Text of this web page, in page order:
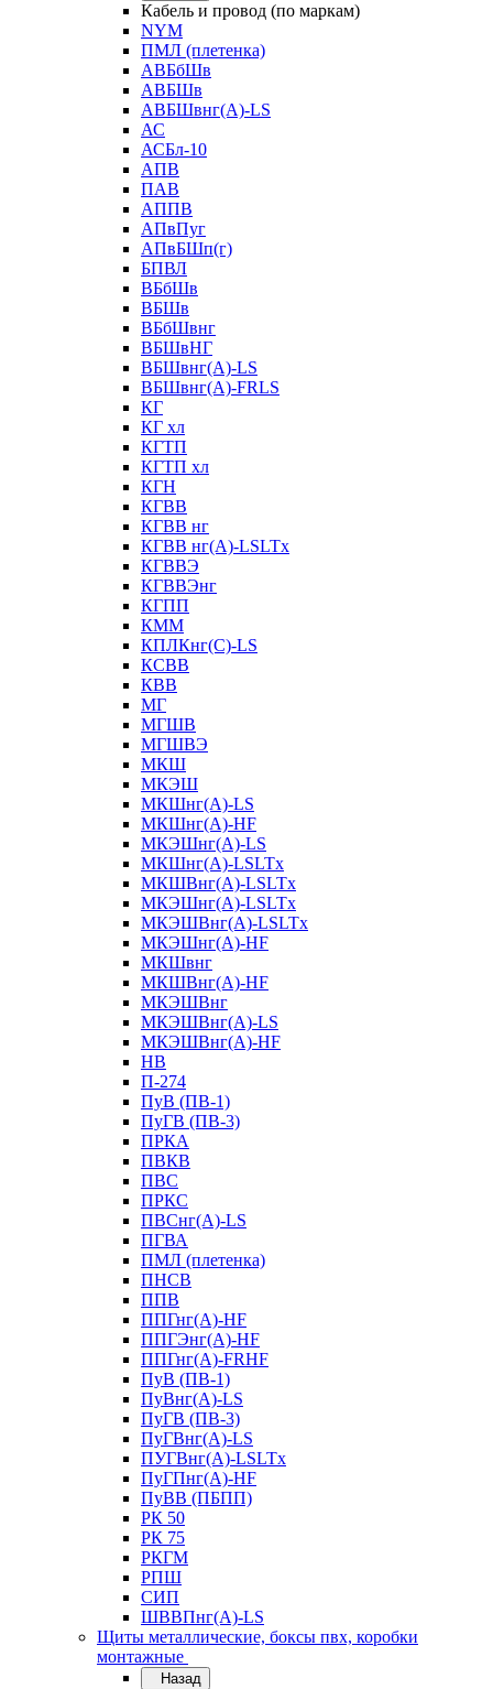
Кабель и провод (по маркам)
NYM
ПМЛ (плетенка)
АВБбШв
АВБШв
АВБШвнг(А)-LS
АС
АСБл-10
АПВ
ПАВ
АППВ
АПвПуг
АПвБШп(г)
БПВЛ
ВБбШв
ВБШв
ВБбШвнг
ВБШвНГ
ВБШвнг(А)-LS
ВБШвнг(А)-FRLS
КГ
КГ хл
КГТП
КГТП хл
КГН
КГВВ
КГВВ нг
КГВВ нг(А)-LSLTx
КГВВЭ
КГВВЭнг
КГПП
КММ
КПЛКнг(C)-LS
КСВВ
КВВ
МГ
МГШВ
МГШВЭ
МКШ
МКЭШ
МКШнг(А)-LS
МКШнг(А)-HF
МКЭШнг(А)-LS
МКШнг(А)-LSLTx
МКШВнг(A)-LSLTx
МКЭШнг(А)-LSLTx
МКЭШВнг(A)-LSLTx
МКЭШнг(А)-HF
МКШвнг
МКШВнг(А)-HF
МКЭШВнг
МКЭШВнг(А)-LS
МКЭШВнг(А)-HF
НВ
П-274
ПуВ (ПВ-1)
ПуГВ (ПВ-3)
ПРКА
ПВКВ
ПВС
ПРКС
ПВСнг(А)-LS
ПГВА
ПМЛ (плетенка)
ПНСВ
ППВ
ППГнг(А)-HF
ППГЭнг(А)-HF
ППГнг(А)-FRHF
ПуВ (ПВ-1)
ПуВнг(А)-LS
ПуГВ (ПВ-3)
ПуГВнг(А)-LS
ПУГВнг(А)-LSLTx
ПуГПнг(А)-HF
ПуВВ (ПБПП)
РК 50
РК 75
РКГМ
РПШ
СИП
ШВВПнг(А)-LS
Щиты металлические, боксы пвх, коробки
монтажные
Назад